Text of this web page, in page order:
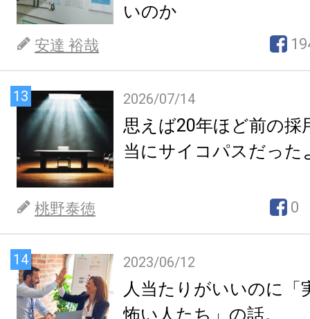
いのか
安達 裕哉
13 2026/07/14
思えば20年ほど前の採
当にサイコパスだった
桃野泰徳 0
14 2023/06/12
人当たりがいいのに「
怖い人たち」の話。